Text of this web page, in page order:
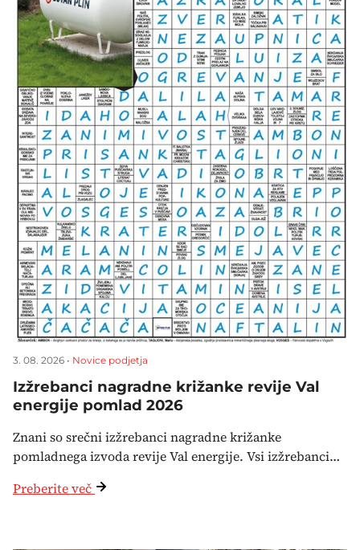
3. 08. 2026 • Novice podjetja
Izžrebanci nagradne križanke revije Val
energije pomlad 2026
Znani so srečni izžrebanci nagradne križanke
pomladnega izvoda revije Val energije. Vsi izžrebanci…
Preberite več